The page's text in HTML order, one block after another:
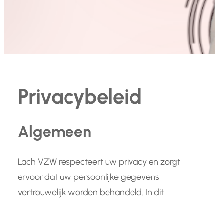
Privacybeleid
Algemeen
Lach VZW respecteert uw privacy en zorgt
ervoor dat uw persoonlijke gegevens
vertrouwelijk worden behandeld. In dit